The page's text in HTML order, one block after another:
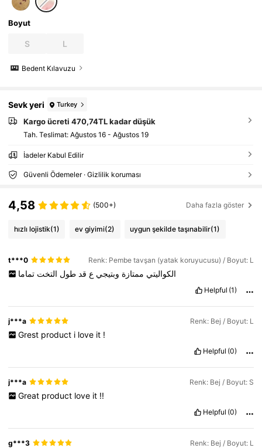
Boyut
S L
Bedent Kılavuzu
Sevk yeri Turkey
Kargo ücreti 470,74TL kadar düşük
Tah. Teslimat: Ağustos 16 - Ağustos 19
İadeler Kabul Edilir
Güvenli Ödemeler · Gizlilik koruması
4,58 (500+) Daha fazla göster
hızlı lojistik(1) ev giyimi(2) uygun şekilde taşınabilir(1)
t***0 Renk: Pembe tavşan (yatak koruyucusu) / Boyut: L
الكواليتي ممتازة وبتيجي ع قدطول التختتماما
Helpful (1)
j***a Renk: Bej / Boyut: L
Grest product i love it !
Helpful (0)
j***a Renk: Bej / Boyut: S
Great product love it !!
Helpful (0)
g***3 Renk: Bej / Boyut: L